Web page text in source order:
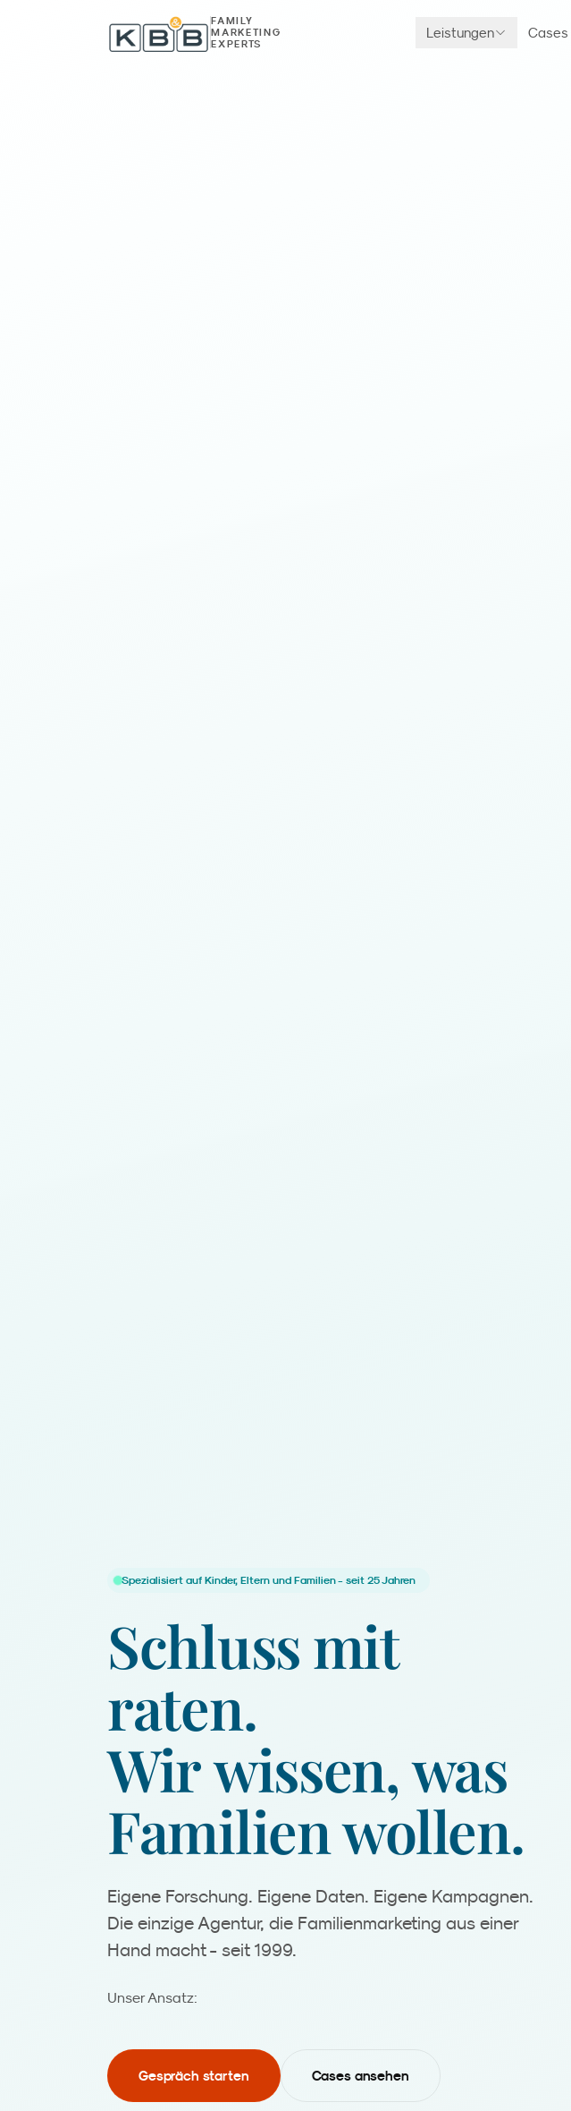
FAMILY
MARKETING
EXPERTS
Leistungen Cases
Spezialisiert auf Kinder, Eltern und Familien - seit 25 Jahren
Schlussmit
raten.
Wirwissen,was
Familienwollen.
Eigene Forschung. Eigene Daten. Eigene Kampagnen.
Die einzige Agentur, die Familienmarketing aus einer
Hand macht - seit 1999.
Unser Ansatz:
Gespräch starten Cases ansehen